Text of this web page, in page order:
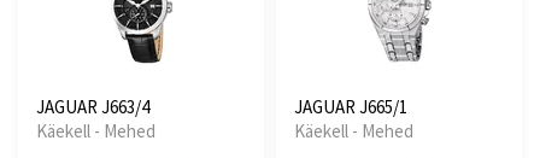
JAGUAR J663/4
Käekell - Mehed
JAGUAR J665/1
Käekell - Mehed